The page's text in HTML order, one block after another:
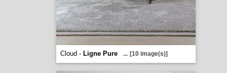
Cloud - Ligne Pure ... [10 image(s)]